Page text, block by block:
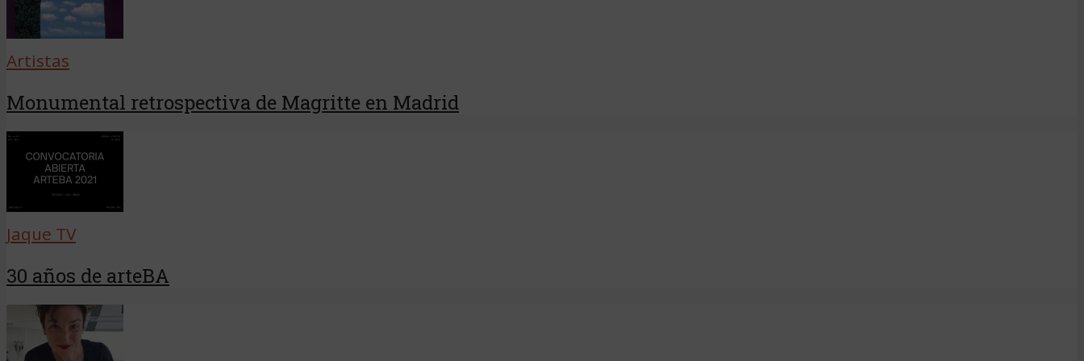
Artistas
Monumental retrospectiva de Magritte en Madrid
Jaque TV
30 años de arteBA